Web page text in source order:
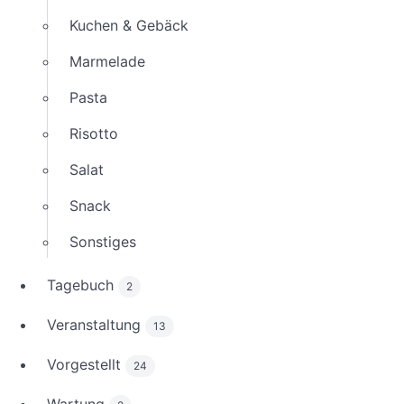
Kuchen & Gebäck
Marmelade
Pasta
Risotto
Salat
Snack
Sonstiges
Tagebuch 2
Veranstaltung 13
Vorgestellt 24